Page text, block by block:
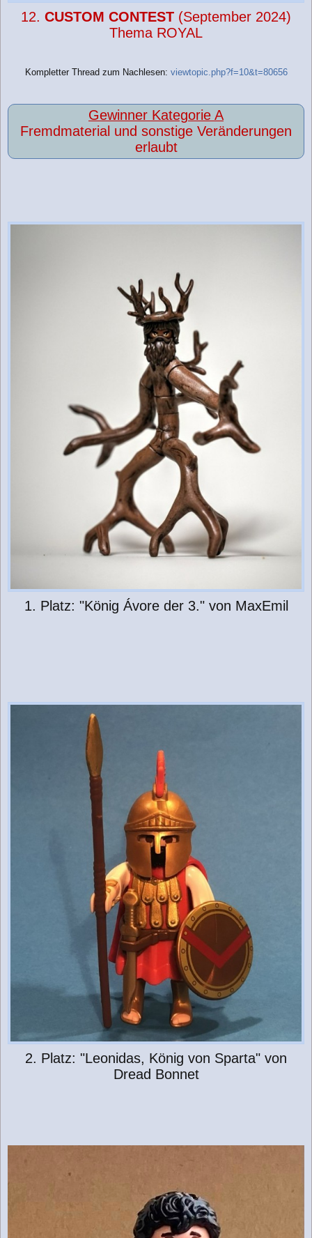
12. CUSTOM CONTEST (September 2024)
Thema ROYAL
Kompletter Thread zum Nachlesen: viewtopic.php?f=10&t=80656
Gewinner Kategorie A
Fremdmaterial und sonstige Veränderungen
erlaubt
1. Platz: "König Ávore der 3." von MaxEmil
2. Platz: "Leonidas, König von Sparta" von
Dread Bonnet